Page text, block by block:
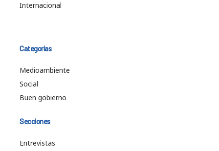
Internacional
Categorías
Medioambiente
Social
Buen gobierno
Secciones
Entrevistas